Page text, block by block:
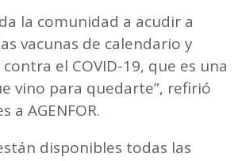
la comunidad a acudir a
vacunas de calendario y
el COVID-19, que es una
vino para quedarte”, refirió
a AGENFOR.
disponibles todas las